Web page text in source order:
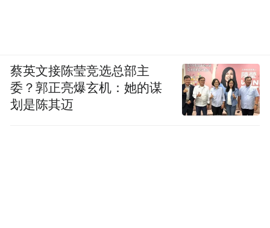
蔡英文接陈莹竞选总部主
委？郭正亮爆玄机：她的谋
划是陈其迈